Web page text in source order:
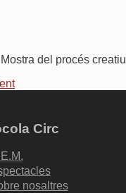
del procés creatiu
Circ
nosaltres